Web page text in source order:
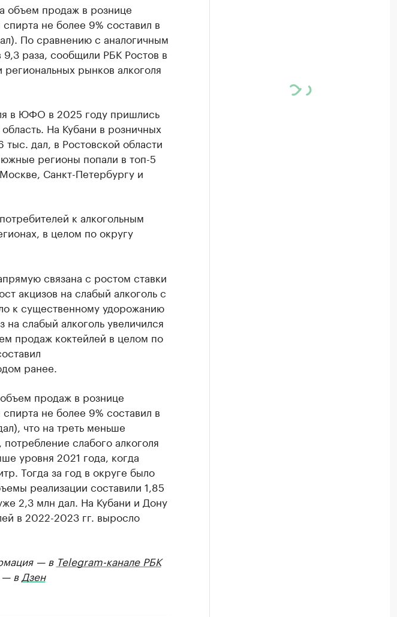
объем продаж в рознице
не более 9% составил в
По сравнению с аналогичным
раза, сообщили РБК Ростов в
рынков алкоголя
в ЮФО в 2025 году пришлись
На Кубани в розничных
тыс. дал, в Ростовской области
регионы попали в топ-5
Санкт-Петербургу и
к алкогольным
в целом по округу
связана с ростом ставки
акцизов на слабый алкоголь с
к существенному удорожанию
слабый алкоголь увеличился
продаж коктейлей в целом по
ранее.
объем продаж в рознице
не более 9% составил в
что на треть меньше
слабого алкоголя
уровня 2021 года, когда
Тогда за год в округе было
реализации составили 1,85
2,3 млн дал. На Кубани и Дону
в 2022-2023 гг. выросло
— в Telegram-канале РБК
— в Дзен